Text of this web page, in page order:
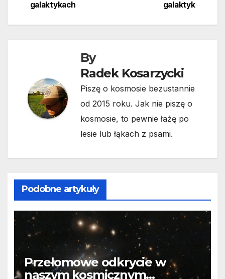
galaktyk
galaktykach
By
Radek Kosarzycki
Piszę o kosmosie bezustannie
od 2015 roku. Jak nie piszę o
kosmosie, to pewnie łażę po
lesie lub łąkach z psami.
Podobne artykuły
Przełomowe odkrycie w
naszym kosmicznym